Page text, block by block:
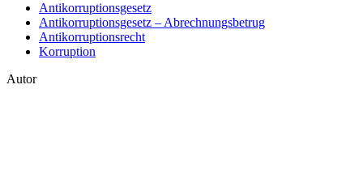
Antikorruptionsgesetz
Antikorruptionsgesetz – Abrechnungsbetrug
Antikorruptionsrecht
Korruption
Autor